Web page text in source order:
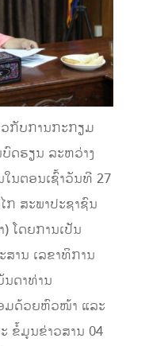
ບການກະກຽມ
ດຮຽນ ລະຫວ່າງ
ນຕອນເຊົ້າວັນທີ 27
ກ ສະພາປະຊາຊົນ
ໂດຍການເປັນ
ສານ ເລຂາທິການ
ນດາທ່ານ
ມດ້ວຍຫົວໜ້າ ແລະ
ຂໍ້ມູນຂ່າວສານ 04